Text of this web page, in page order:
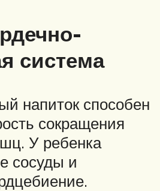
система
напиток способен
сокращения
У ребенка
сосуды и